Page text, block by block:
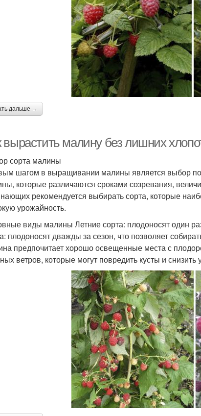
дальше →
вырастить малину без лишних
сорта малины
шагом в выращивании малины является выбор
которые различаются сроками созревания,
рекомендуется выбирать сорта, которые
урожайность.
виды малины Летние сорта: плодоносят один
плодоносят дважды за сезон, что позволяет
предпочитает хорошо освещенные места с
ветров, которые могут повредить кусты и снизить